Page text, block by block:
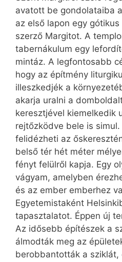
avatott be gondolataiba
az első lapon egy
szerző Margitot. A
tabernákulum egy
mintáz. A legfontosabb
hogy az építmény
illeszkedjék a
akarja uralni a
keresztjével kiemelkedik
rejtőzködve bele is
felidézheti az
belső tér hét méter
fényt felülről kapja. Egy
vágyam, amelyben
és az ember emberhez
Egyetemistaként
tapasztalatot. Éppen új
Az idősebb építészek a
álmodták meg az
berobbantották a sziklát,